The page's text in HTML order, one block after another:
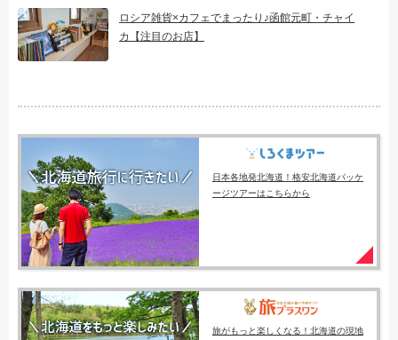
ロシア雑貨×カフェでまったり♪函館元町・チャイ
カ【注目のお店】
日本各地発北海道！格安北海道パッケ
ージツアーはこちらから
旅がもっと楽しくなる！北海道の現地